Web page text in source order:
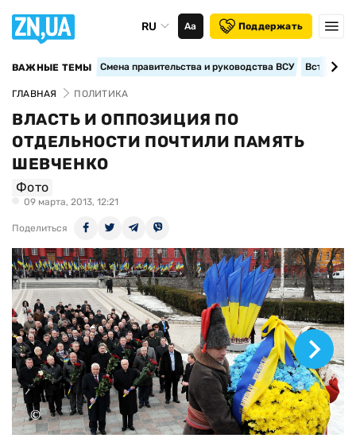
RU Аа Поддержать
ВАЖНЫЕ ТЕМЫ Смена правительства и руководства ВСУ
ГЛАВНАЯ ПОЛИТИКА
ВЛАСТЬ И ОППОЗИЦИЯ ПО
ОТДЕЛЬНОСТИ ПОЧТИЛИ ПАМЯТЬ
ШЕВЧЕНКО
Фото
09 марта, 2013, 12:21
Поделиться
©